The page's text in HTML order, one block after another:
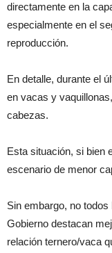
directamente en la
especialmente en el
reproducción.
En detalle, durante el
en vacas y
cabezas.
Esta situación, si bien
escenario de menor
Sin embargo, no
Gobierno destacan
relación ternero/vaca